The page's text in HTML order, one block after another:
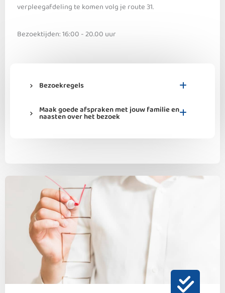
verpleegafdeling te komen volg je route 31.
Bezoektijden: 16:00 - 20.00 uur
Bezoekregels
Maak goede afspraken met jouw familie en
naasten over het bezoek